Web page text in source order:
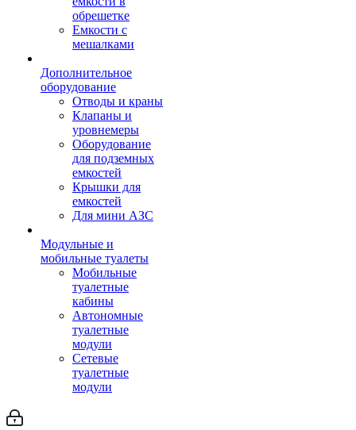
обрешетке
Емкости с
мешалками
Дополнительное
оборудование
Отводы и краны
Клапаны и
уровнемеры
Оборудование
для подземных
емкостей
Крышки для
емкостей
Для мини АЗС
Модульные и
мобильные туалеты
Мобильные
туалетные
кабины
Автономные
туалетные
модули
Сетевые
туалетные
модули